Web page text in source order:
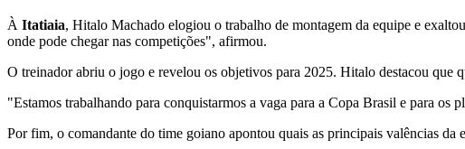
À Itatiaia, Hitalo Machado elogiou o trabalho de montagem da equipe e
onde pode chegar nas competições", afirmou.
O treinador abriu o jogo e revelou os objetivos para 2025. Hitalo destacou que
"Estamos trabalhando para conquistarmos a vaga para a Copa Brasil e para os
Por fim, o comandante do time goiano apontou quais as principais valências da